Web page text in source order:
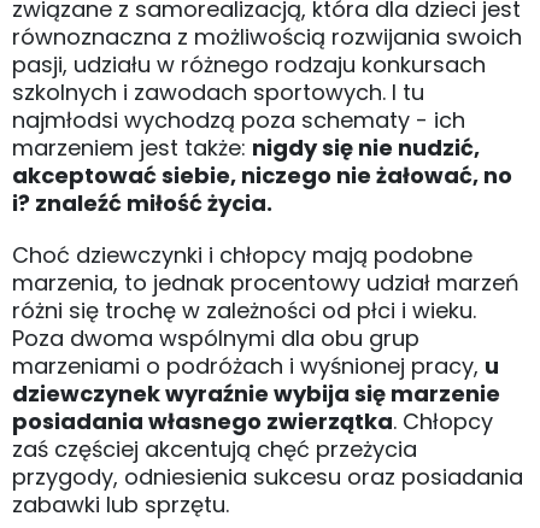
związane z samorealizacją, która dla dzieci jest
równoznaczna z możliwością rozwijania swoich
pasji, udziału w różnego rodzaju konkursach
szkolnych i zawodach sportowych. I tu
najmłodsi wychodzą poza schematy - ich
marzeniem jest także: nigdy się nie nudzić,
akceptować siebie, niczego nie żałować, no
i? znaleźć miłość życia.
Choć dziewczynki i chłopcy mają podobne
marzenia, to jednak procentowy udział marzeń
różni się trochę w zależności od płci i wieku.
Poza dwoma wspólnymi dla obu grup
marzeniami o podróżach i wyśnionej pracy, u
dziewczynek wyraźnie wybija się marzenie
posiadania własnego zwierzątka. Chłopcy
zaś częściej akcentują chęć przeżycia
przygody, odniesienia sukcesu oraz posiadania
zabawki lub sprzętu.